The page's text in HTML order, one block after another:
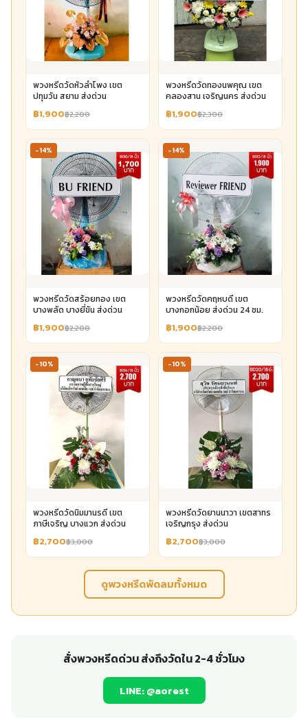
พวงหรีดวัดหัวลำโพง เขต
ปทุมวัน สยาม ส่งด่วน
฿1,900฿2,200
พวงหรีดวัดทองนพคุณ เขต
คลองสาน เจริญนคร ส่งด่วน
฿1,900฿2,300
-14%
พวงหรีดวัดสร้อยทอง เขต
บางพลัด บางยี่ขัน ส่งด่วน
฿1,900฿2,200
-14%
พวงหรีดวัดคฤหบดี เขต
บางกอกน้อย ส่งด่วน 24 ชม.
฿1,900฿2,200
-10%
พวงหรีดวัดนิมมานรดี เขต
ภาษีเจริญ บางแวก ส่งด่วน
฿2,700฿3,000
-10%
พวงหรีดวัดยานนาวา เขตสาทร
เจริญกรุง ส่งด่วน
฿2,700฿3,000
ดูพวงหรีดพัดลมทั้งหมด
สั่งพวงหรีดด่วน ส่งถึงวัดใน 2-4 ชั่วโมง
LINE: @aorest